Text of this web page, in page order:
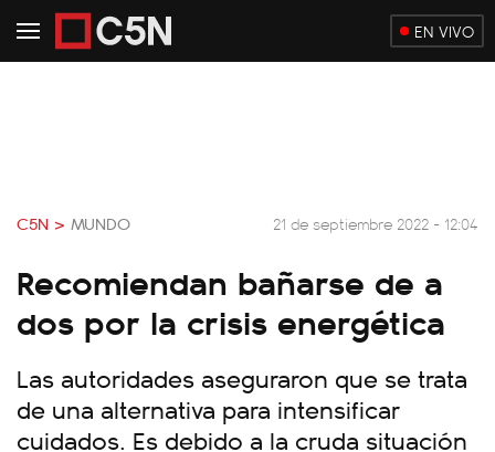
EN VIVO
C5N > MUNDO 21 de septiembre 2022 - 12:04
Recomiendan bañarse de a
dos por la crisis energética
Las autoridades aseguraron que se trata
de una alternativa para intensificar
cuidados. Es debido a la cruda situación